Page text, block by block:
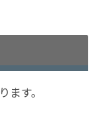
す。